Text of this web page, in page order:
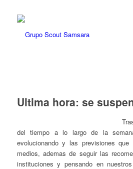
Ultima hora: se
del tiempo a lo largo de la
evolucionando y las previsiones
medios, ademas de seguir las
instituciones y pensando en